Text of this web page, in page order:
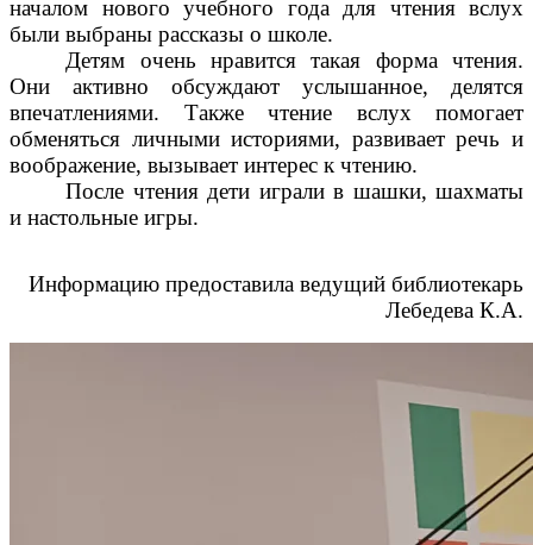
началом нового учебного года для чтения вслух
были выбраны рассказы о школе.
Детям очень нравится такая форма чтения.
Они активно обсуждают услышанное, делятся
впечатлениями. Также чтение вслух помогает
обменяться личными историями, развивает речь и
воображение, вызывает интерес к чтению.
После чтения дети играли в шашки, шахматы
и настольные игры.
Информацию предоставила ведущий библиотекарь
Лебедева К.А.